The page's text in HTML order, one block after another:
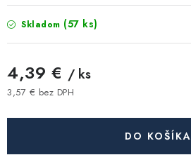
Záhrada a závlaha
Vetranie a rekuperácia
Skladom (57 ks)
4,39 € / ks
3,57 € bez DPH
DO KOŠÍKA